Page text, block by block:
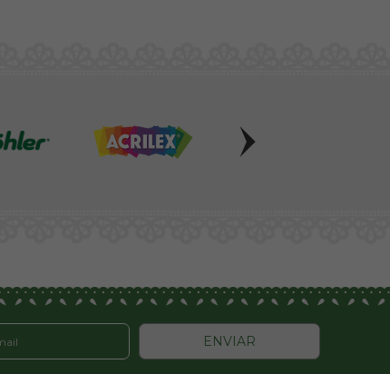
ENVIAR